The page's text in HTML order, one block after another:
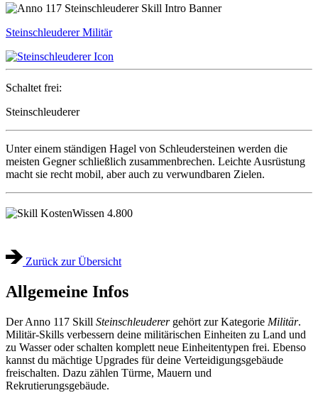
Steinschleuderer Militär
Schaltet frei:
Steinschleuderer
Unter einem ständigen Hagel von Schleudersteinen werden die
meisten Gegner schließlich zusammenbrechen. Leichte Ausrüstung
macht sie recht mobil, aber auch zu verwundbaren Zielen.
Wissen 4.800
Zurück zur Übersicht
Allgemeine Infos
Der Anno 117 Skill Steinschleuderergehört zur Kategorie Militär.
Militär-Skills verbessern deine militärischen Einheiten zu Land und
zu Wasser oder schalten komplett neue Einheitentypen frei. Ebenso
kannst du mächtige Upgrades für deine Verteidigungsgebäude
freischalten. Dazu zählen Türme, Mauern und
Rekrutierungsgebäude.